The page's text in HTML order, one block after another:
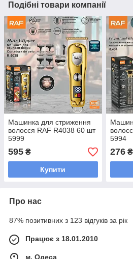
Подібні товари компанії
Машинка для стриження
волосся RAF R4038 60 шт
5999
595 ₴
Купити
5994
276₴
Про нас
87% позитивних з 123 відгуків за рік
Працює з 18.01.2010
м. Одеса